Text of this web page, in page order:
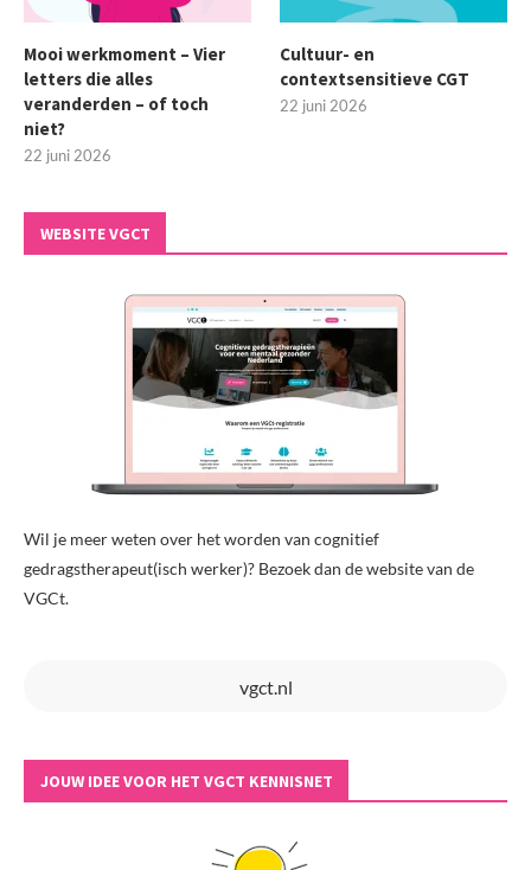
Mooi werkmoment – Vier
letters die alles
veranderden – of toch
niet?
22 juni 2026
Cultuur- en
contextsensitieve CGT
22 juni 2026
WEBSITE VGCT
Wil je meer weten over het worden van cognitief
gedragstherapeut(isch werker)? Bezoek dan de website van de
VGCt.
vgct.nl
JOUW IDEE VOOR HET VGCT KENNISNET